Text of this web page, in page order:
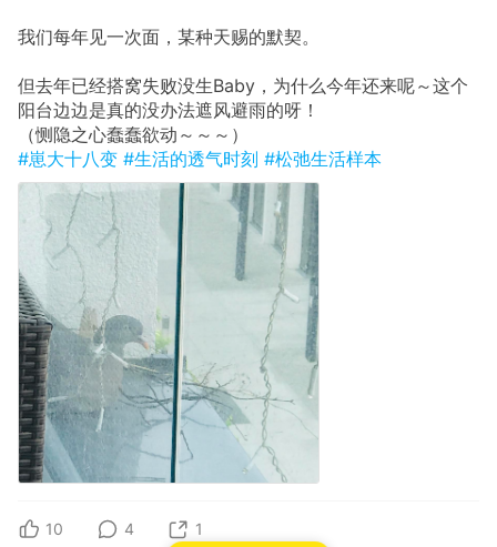
我们每年见一次面，某种天赐的默契。
但去年已经搭窝失败没生Baby，为什么今年还来呢～这个
阳台边边是真的没办法遮风避雨的呀！
（恻隐之心蠢蠢欲动～～～）
#崽大十八变 #生活的透气时刻 #松弛生活样本
10 4 1